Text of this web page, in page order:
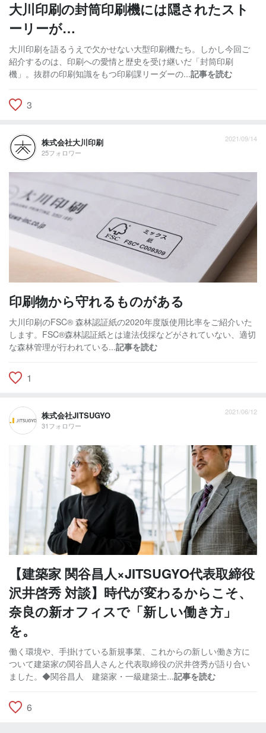
大川印刷の封筒印刷機には隠されたスト
ーリーが…
大川印刷を語るうえで欠かせない大型印刷機たち。しかし今回ご
紹介するのは、印刷への愛情と歴史を受け継いだ「封筒印刷
機」。抜群の印刷知識をもつ印刷課リーダーの...記事を読む
3
株式会社大川印刷
25フォロワー
2021/09/14
印刷物から守れるものがある
大川印刷のFSC® 森林認証紙の2020年度版使用比率をご紹介いた
します。FSC®︎森林認証紙とは違法伐採などがされていない、適切
な森林管理が行われている...記事を読む
1
株式会社JITSUGYO
31フォロワー
2021/06/12
【建築家 関谷昌人×JITSUGYO代表取締役
沢井啓秀 対談】時代が変わるからこそ、
奈良の新オフィスで「新しい働き方」
を。
働く環境や、手掛けている新規事業、これからの新しい働き方に
ついて建築家の関谷昌人さんと代表取締役の沢井啓秀が語り合い
ました。◆関谷昌人 建築家・一級建築士...記事を読む
6